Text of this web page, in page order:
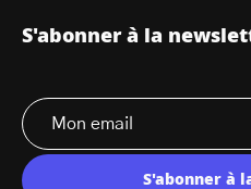
S'abonner à la
S'abonner à